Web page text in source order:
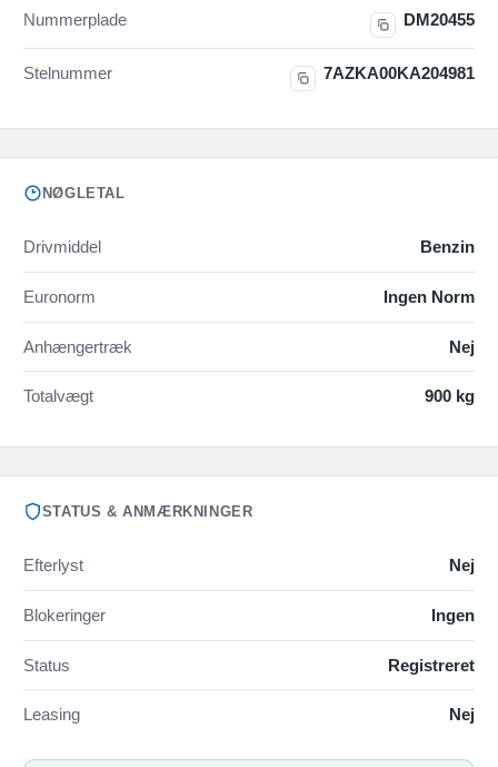
Nummerplade DM20455
Stelnummer 7AZKA00KA204981
NØGLETAL
Drivmiddel Benzin
Euronorm Ingen Norm
Anhængertræk Nej
Totalvægt 900 kg
STATUS & ANMÆRKNINGER
Efterlyst Nej
Blokeringer Ingen
Status Registreret
Leasing Nej